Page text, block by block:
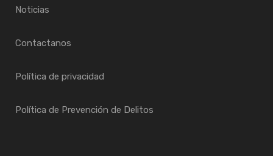
Noticias
Contactanos
Política de privacidad
Política de Prevención de Delitos